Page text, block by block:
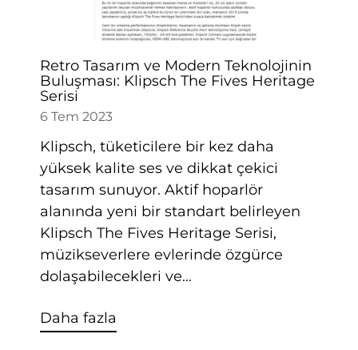
Retro Tasarım ve Modern Teknolojinin
Buluşması: Klipsch The Fives Heritage
Serisi
6 Tem 2023
Klipsch, tüketicilere bir kez daha
yüksek kalite ses ve dikkat çekici
tasarım sunuyor. Aktif hoparlör
alanında yeni bir standart belirleyen
Klipsch The Fives Heritage Serisi,
müzikseverlere evlerinde özgürce
dolaşabilecekleri ve...
Daha fazla